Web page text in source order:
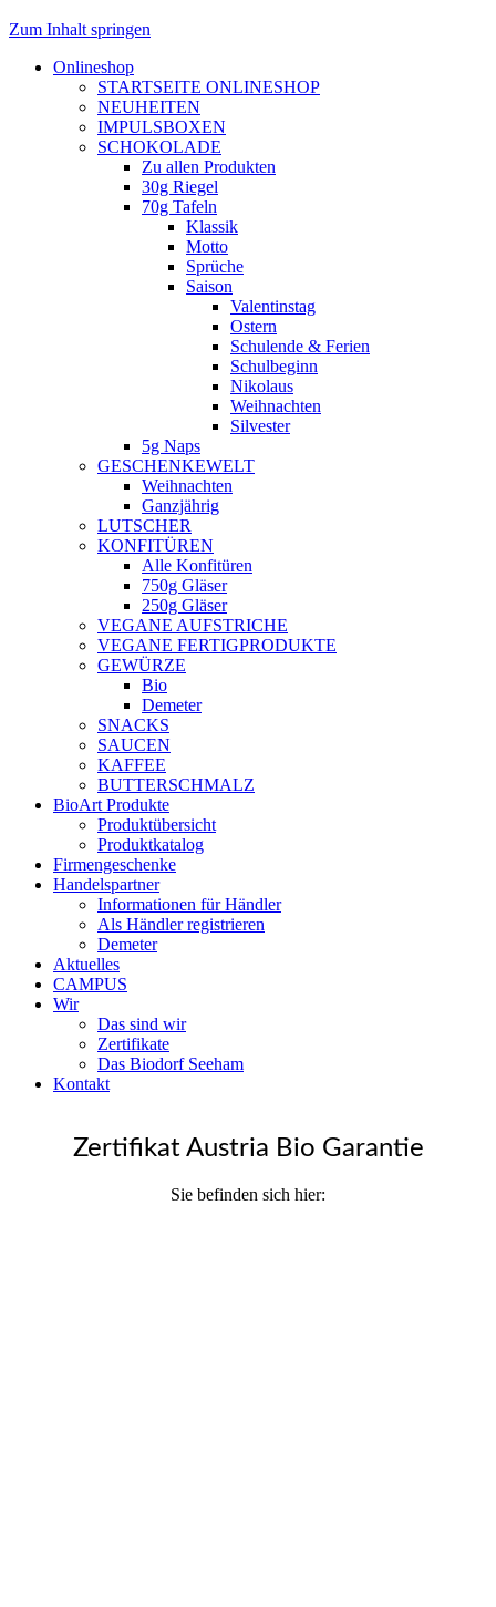
Zum Inhalt springen
Onlineshop
STARTSEITE ONLINESHOP
NEUHEITEN
IMPULSBOXEN
SCHOKOLADE
Zu allen Produkten
30g Riegel
70g Tafeln
Klassik
Motto
Sprüche
Saison
Valentinstag
Ostern
Schulende & Ferien
Schulbeginn
Nikolaus
Weihnachten
Silvester
5g Naps
GESCHENKEWELT
Weihnachten
Ganzjährig
LUTSCHER
KONFITÜREN
Alle Konfitüren
750g Gläser
250g Gläser
VEGANE AUFSTRICHE
VEGANE FERTIGPRODUKTE
GEWÜRZE
Bio
Demeter
SNACKS
SAUCEN
KAFFEE
BUTTERSCHMALZ
BioArt Produkte
Produktübersicht
Produktkatalog
Firmengeschenke
Handelspartner
Informationen für Händler
Als Händler registrieren
Demeter
Aktuelles
CAMPUS
Wir
Das sind wir
Zertifikate
Das Biodorf Seeham
Kontakt
Zertifikat Austria Bio Garantie
Sie befinden sich hier: